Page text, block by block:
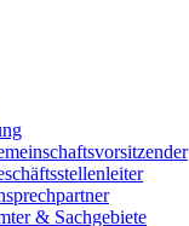
& Sachgebiete